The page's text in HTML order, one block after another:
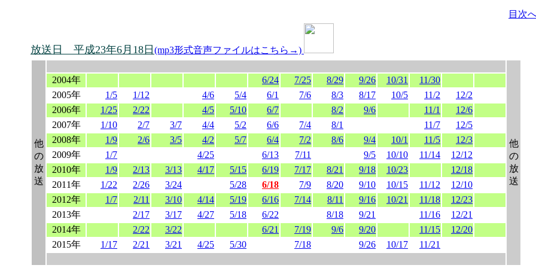
目次
放送日 平成23年6月18日 (mp3形式音声ファイルはこちら→)
他
の
放
送
他
の
放
送
2004年 6/24 7/25 8/29 9/26 10/31
11/30
2005年
1/5 1/12 4/6 5/4 6/1 7/6 8/3 8/17 10/5 11/2
12/2
2006年
1/25 2/22 4/5 5/10 6/7 8/2 9/6 11/1
12/6
2007年
1/10 2/7 3/7 4/4 5/2 6/6 7/4 8/1 11/7
12/5
2008年
1/9 2/6 3/5 4/2 5/7 6/4 7/2 8/6 9/4 10/1 11/5
12/3
2009年
1/7 4/25 6/13 7/11 9/5 10/10 11/14
12/12
2010年
1/9 2/13 3/13 4/17 5/15 6/19 7/17 8/21 9/18 10/23
12/18
2011年
1/22 2/26 3/24 5/28 6/18 7/9 8/20 9/10 10/15 11/12
12/10
2012年
1/7 2/11 3/10 4/14 5/19 6/16 7/14 8/11 9/16 10/21 11/18
12/23
2013年
2/17 3/17 4/27 5/18 6/22 8/18 9/21 11/16
12/21
2014年
2/22 3/22 6/21 7/19 9/6 9/20 11/15
12/20
2015年
1/17 2/21 3/21 4/25 5/30 7/18 9/26 10/17 11/21